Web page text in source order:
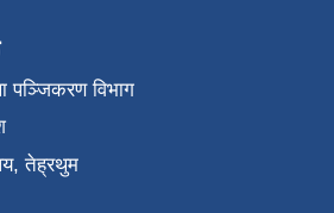
पञ्जिकरण विभाग
तेह्रथुम